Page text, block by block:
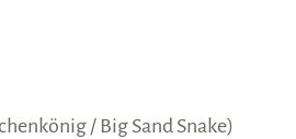
/ Big Sand Snake)